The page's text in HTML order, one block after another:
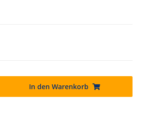
In den Warenkorb